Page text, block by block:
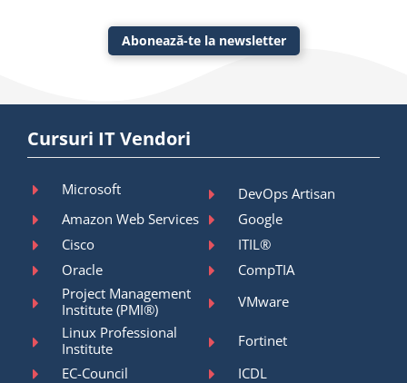
Abonează-te la newsletter
Cursuri IT Vendori
Microsoft
DevOps Artisan
Amazon Web Services
Google
Cisco
ITIL®
Oracle
CompTIA
Project Management
Institute (PMI®)
VMware
Linux Professional
Institute
Fortinet
EC-Council
ICDL